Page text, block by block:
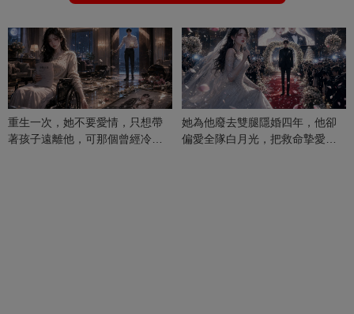
重生一次，她不要愛情，只想帶
著孩子遠離他，可那個曾經冷漠
她為他廢去雙腿隱婚四年，他卻
偏愛全隊白月光，把救命摯愛當